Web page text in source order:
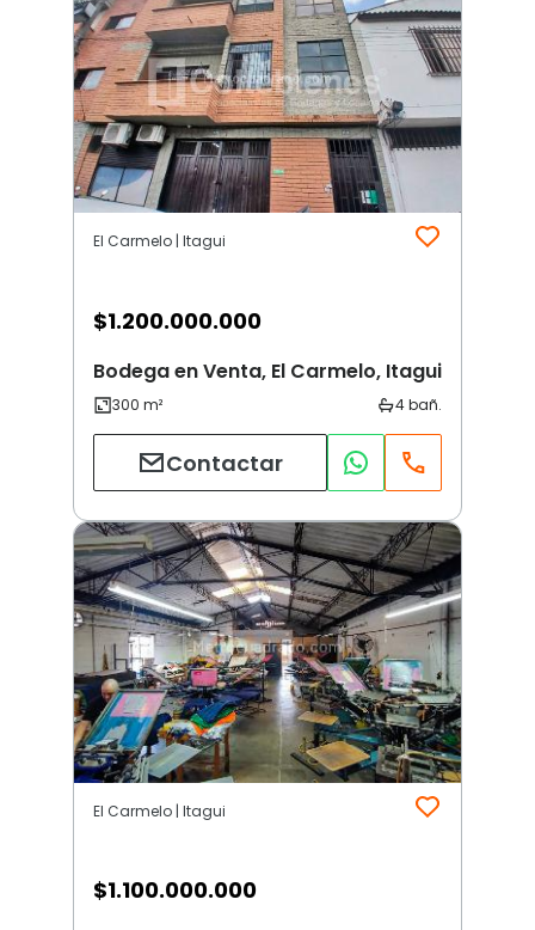
El Carmelo | Itagui
$1.200.000.000
Bodega en Venta, El Carmelo, Itagui
Contactar
El Carmelo | Itagui
$1.100.000.000